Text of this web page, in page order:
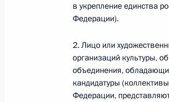
8 июня 2019 года,
Магомедсалам
награждения
8 июня 2019 года, 19:00
в укрепление единства
Федерации).
2. Лицо или
организаций культуры,
объединения,
кандидатуры
Федерации,